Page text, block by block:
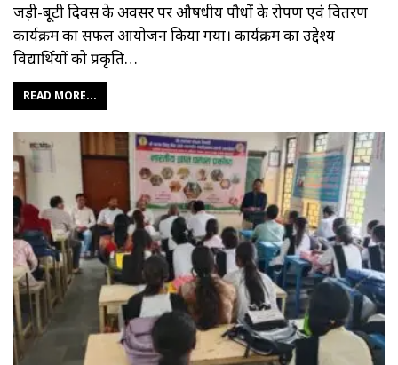
जड़ी-बूटी दिवस के अवसर पर औषधीय पौधों के रोपण एवं वितरण
कार्यक्रम का सफल आयोजन किया गया। कार्यक्रम का उद्देश्य
विद्यार्थियों को प्रकृति…
READ MORE...